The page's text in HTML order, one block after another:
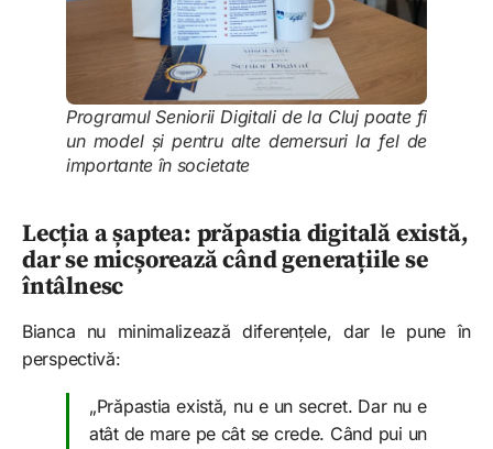
Programul Seniorii Digitali de la Cluj poate fi
un model și pentru alte demersuri la fel de
importante în societate
Lecția a șaptea: prăpastia digitală există,
dar se micșorează când generațiile se
întâlnesc
Bianca nu minimalizează diferențele, dar le pune în
perspectivă:
„Prăpastia există, nu e un secret. Dar nu e
atât de mare pe cât se crede. Când pui un